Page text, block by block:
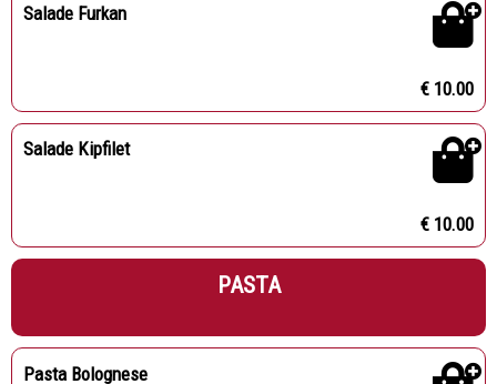
Salade Furkan
€ 10.00
Salade Kipfilet
€ 10.00
PASTA
Pasta Bolognese